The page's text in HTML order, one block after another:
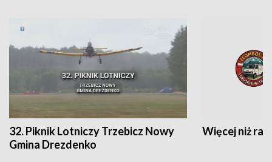
32. Piknik Lotniczy Trzebicz Nowy
Gmina Drezdenko
Więcej niż rajd